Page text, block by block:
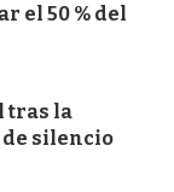
el 50 % del
tras la
de silencio